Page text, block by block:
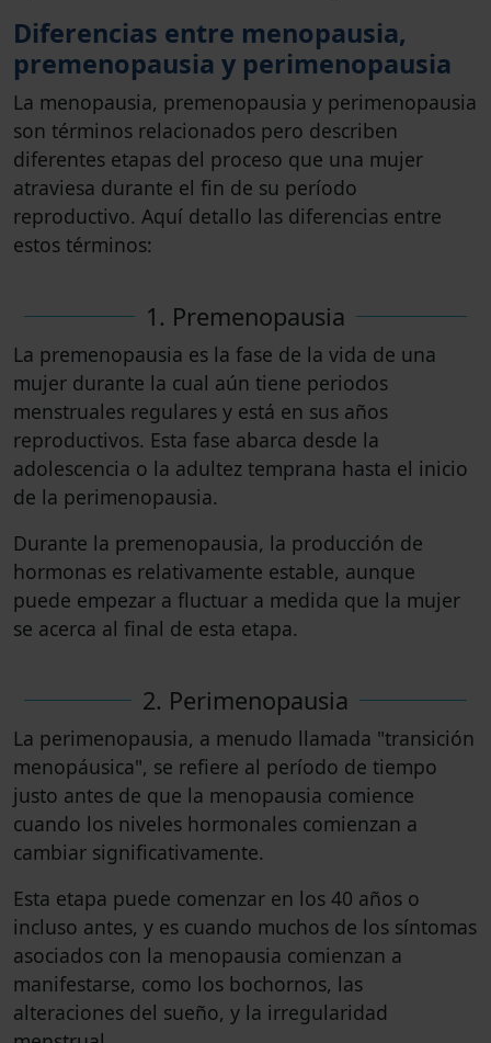
Diferencias entre menopausia,
premenopausia y perimenopausia
La menopausia, premenopausia y perimenopausia
son términos relacionados pero describen
diferentes etapas del proceso que una mujer
atraviesa durante el fin de su período
reproductivo. Aquí detallo las diferencias entre
estos términos:
1. Premenopausia
La premenopausia es la fase de la vida de una
mujer durante la cual aún tiene periodos
menstruales regulares y está en sus años
reproductivos. Esta fase abarca desde la
adolescencia o la adultez temprana hasta el inicio
de la perimenopausia.
Durante la premenopausia, la producción de
hormonas es relativamente estable, aunque
puede empezar a fluctuar a medida que la mujer
se acerca al final de esta etapa.
2. Perimenopausia
La perimenopausia, a menudo llamada "transición
menopáusica", se refiere al período de tiempo
justo antes de que la menopausia comience
cuando los niveles hormonales comienzan a
cambiar significativamente.
Esta etapa puede comenzar en los 40 años o
incluso antes, y es cuando muchos de los síntomas
asociados con la menopausia comienzan a
manifestarse, como los bochornos, las
alteraciones del sueño, y la irregularidad